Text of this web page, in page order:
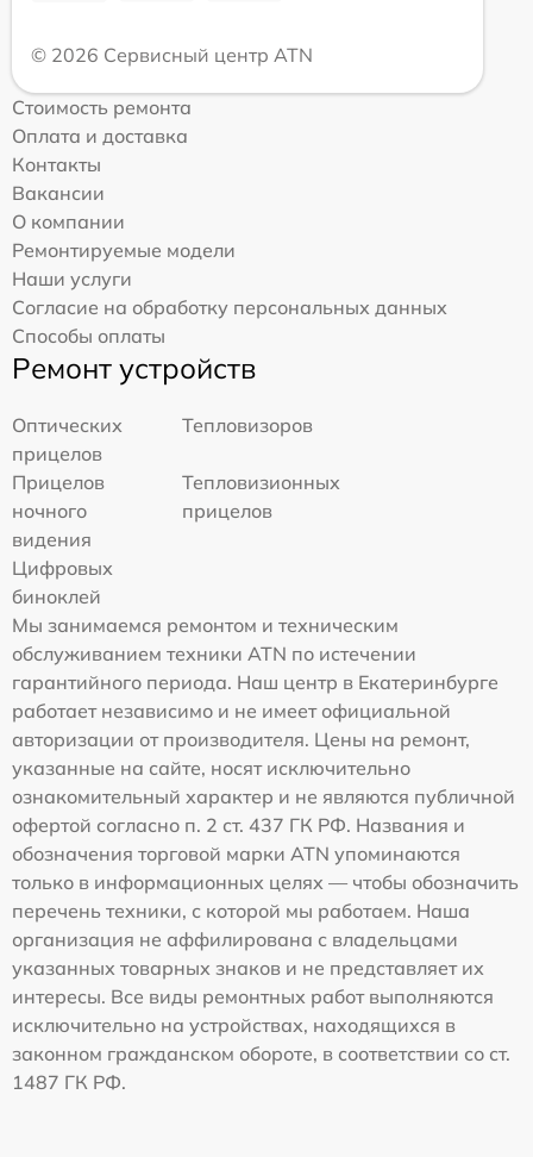
© 2026 Сервисный центр ATN
Стоимость ремонта
Оплата и доставка
Контакты
Вакансии
О компании
Ремонтируемые модели
Наши услуги
Согласие на обработку персональных данных
Способы оплаты
Ремонт устройств
Оптических
прицелов
Тепловизоров
Прицелов
ночного
видения
Тепловизионных
прицелов
Цифровых
биноклей
Мы занимаемся ремонтом и техническим
обслуживанием техники ATN по истечении
гарантийного периода. Наш центр в Екатеринбурге
работает независимо и не имеет официальной
авторизации от производителя. Цены на ремонт,
указанные на сайте, носят исключительно
ознакомительный характер и не являются публичной
офертой согласно п. 2 ст. 437 ГК РФ. Названия и
обозначения торговой марки ATN упоминаются
только в информационных целях — чтобы обозначить
перечень техники, с которой мы работаем. Наша
организация не аффилирована с владельцами
указанных товарных знаков и не представляет их
интересы. Все виды ремонтных работ выполняются
исключительно на устройствах, находящихся в
законном гражданском обороте, в соответствии со ст.
1487 ГК РФ.